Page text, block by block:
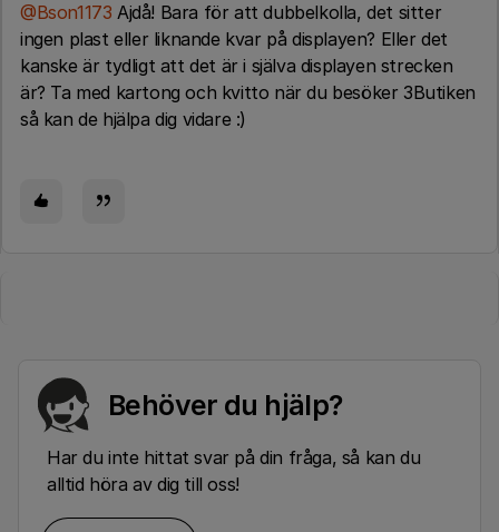
@Bson1173 Ajdå! Bara för att dubbelkolla, det sitter
ingen plast eller liknande kvar på displayen? Eller det
kanske är tydligt att det är i själva displayen strecken
är? Ta med kartong och kvitto när du besöker 3Butiken
så kan de hjälpa dig vidare :)
Behöver du hjälp?
Har du inte hittat svar på din fråga, så kan du
alltid höra av dig till oss!